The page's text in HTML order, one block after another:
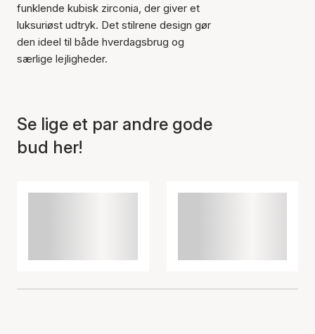
Varen er tilføjet til kurven
funklende kubisk zirconia, der giver et
luksuriøst udtryk. Det stilrene design gør
den ideel til både hverdagsbrug og
særlige lejligheder.
Se lige et par andre gode
bud her!